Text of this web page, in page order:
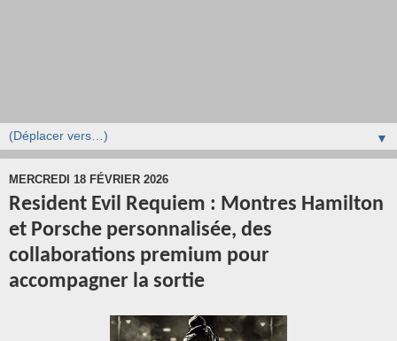
▼
MERCREDI 18 FÉVRIER 2026
Resident Evil Requiem : Montres Hamilton
et Porsche personnalisée, des
collaborations premium pour
accompagner la sortie